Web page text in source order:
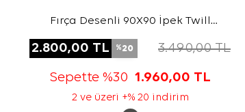
Fırça Desenli 90X90 İpek Twill
2.800,00 TL %20 3.490,00TL
Sepette %30 1.960,00 TL
2 ve üzeri +% 20 indirim